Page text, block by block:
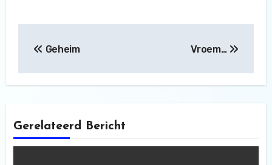
Geheim Vroem…
Gerelateerd Bericht